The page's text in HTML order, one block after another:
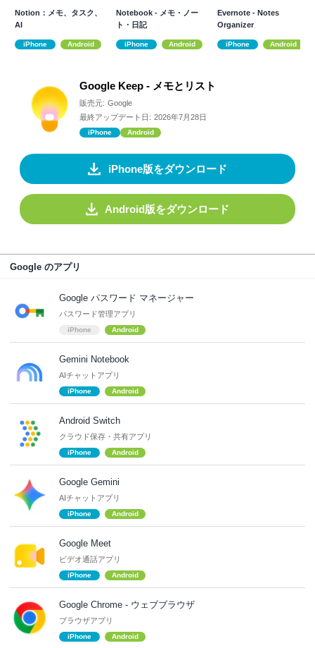
Notion：メモ、タスク、
AI
iPhone Android
Notebook - メモ・ノー
ト・日記
iPhone Android
Evernote - Notes
Organizer
iPhone Android
Google Keep - メモとリスト
販売元: Google
最終アップデート日: 2026年7月28日
iPhone Android
iPhone版をダウンロード
Android版をダウンロード
Google のアプリ
Google パスワード マネージャー
パスワード管理アプリ
iPhone Android
Gemini Notebook
AIチャットアプリ
iPhone Android
Android Switch
クラウド保存・共有アプリ
iPhone Android
Google Gemini
AIチャットアプリ
iPhone Android
Google Meet
ビデオ通話アプリ
iPhone Android
Google Chrome - ウェブブラウザ
ブラウザアプリ
iPhone Android